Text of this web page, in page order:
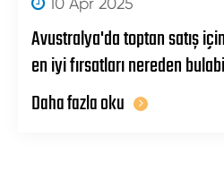
Avustralya'da toptan satış
en iyi fırsatları nereden
Daha fazla oku